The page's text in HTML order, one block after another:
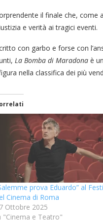
il finale che, come
e verità ai tragici eventi.
con garbo e forse con
La Bomba di Maradona è
nella classifica dei più
prova Eduardo” al
Cinema di Roma
Ottobre 2025
"Cinema e Teatro"